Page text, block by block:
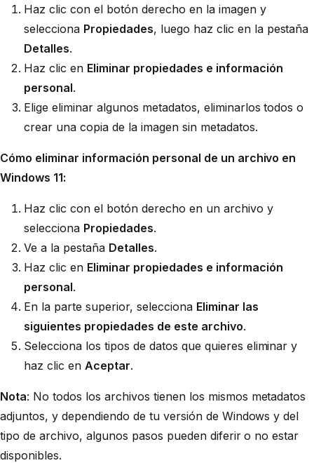
Haz clic con el botón derecho en la imagen y
selecciona Propiedades, luego haz clic en la pestaña
Detalles.
Haz clic en Eliminar propiedades e información
personal.
Elige eliminar algunos metadatos, eliminarlos todos o
crear una copia de la imagen sin metadatos.
Cómo eliminar información personal de un archivo en
Windows 11:
Haz clic con el botón derecho en un archivo y
selecciona Propiedades.
Ve a la pestaña Detalles.
Haz clic en Eliminar propiedades e información
personal.
En la parte superior, selecciona Eliminar las
siguientes propiedades de este archivo.
Selecciona los tipos de datos que quieres eliminar y
haz clic en Aceptar.
Nota: No todos los archivos tienen los mismos metadatos
adjuntos, y dependiendo de tu versión de Windows y del
tipo de archivo, algunos pasos pueden diferir o no estar
disponibles.